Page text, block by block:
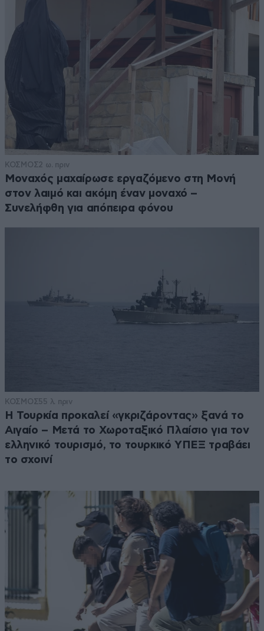
ΚΟΣΜΟΣ2 ω. πριν
Μοναχός μαχαίρωσε εργαζόμενο στη Μονή
στον λαιμό και ακόμη έναν μοναχό –
Συνελήφθη για απόπειρα φόνου
ΚΟΣΜΟΣ55 λ. πριν
Η Τουρκία προκαλεί «γκριζάροντας» ξανά το
Αιγαίο – Μετά το Χωροταξικό Πλαίσιο για τον
ελληνικό τουρισμό, το τουρκικό ΥΠΕΞ τραβάει
το σχοινί